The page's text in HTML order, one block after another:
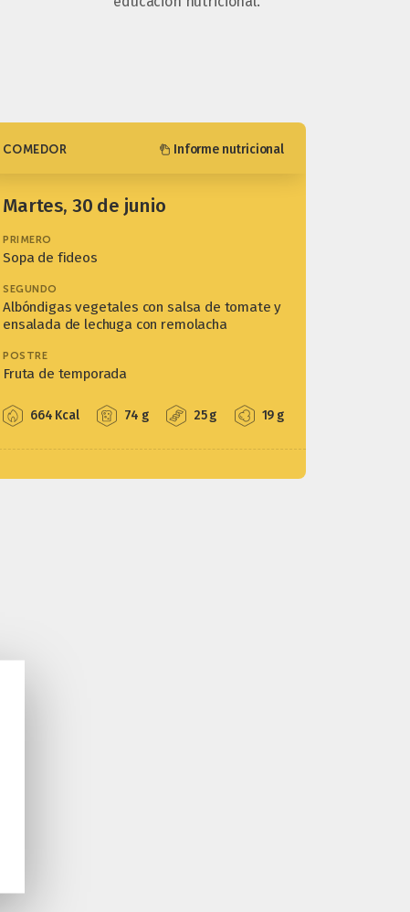
COMEDOR Informe nutricional
martes, 30 de junio
PRIMERO
Sopa de fideos
SEGUNDO
Albóndigas vegetales con salsa de tomate y
ensalada de lechuga con remolacha
POSTRE
Fruta de temporada
664 Kcal 74 g 25 g 19 g